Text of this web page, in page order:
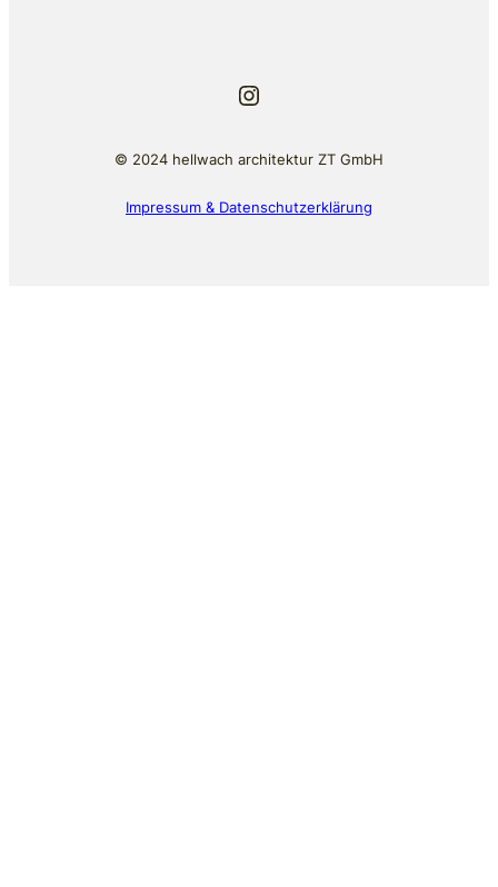
© 2024 hellwach architektur ZT GmbH
Instagram
Impressum & Datenschutzerklärung